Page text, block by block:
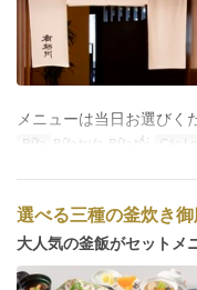
メニューは当日お選びく
Bữa Bữa trưa, Bữa tối Các
選べる三種の釜炊き
大人気の釜飯がセットメ